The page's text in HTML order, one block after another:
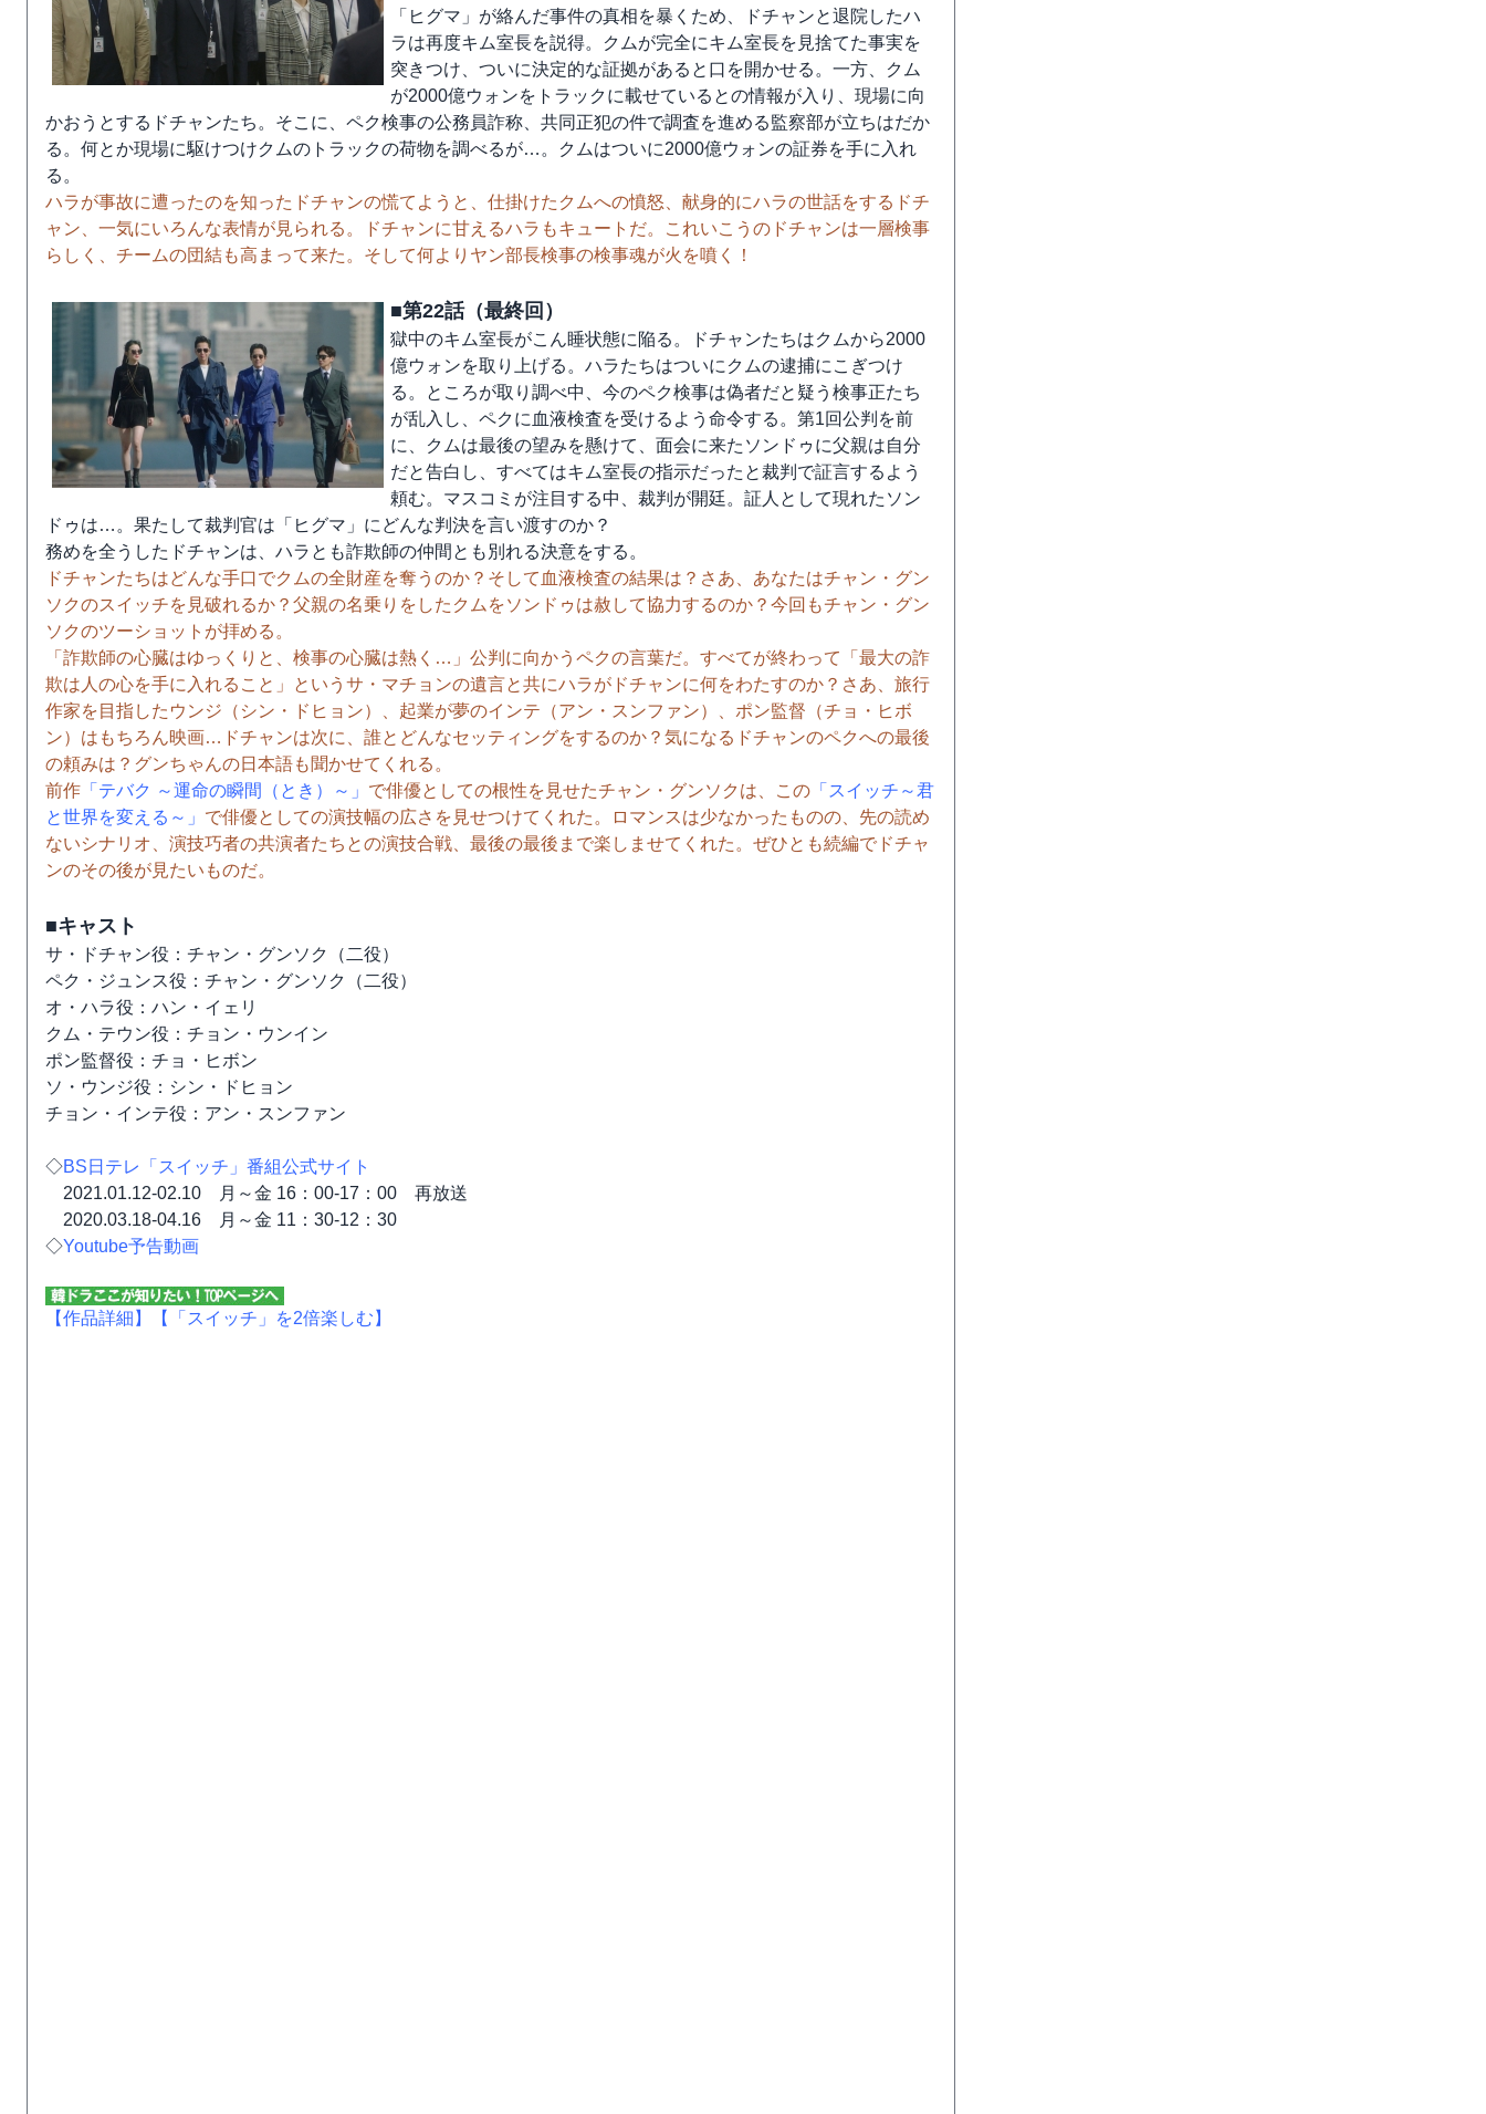
「ヒグマ」が絡んだ事件の真相を暴くため、ドチャンと退院したハ
ラは再度キム室長を説得。クムが完全にキム室長を見捨てた事実を
突きつけ、ついに決定的な証拠があると口を開かせる。一方、クム
が2000億ウォンをトラックに載せているとの情報が入り、現場に向
かおうとするドチャンたち。そこに、ペク検事の公務員詐称、共同正犯の件で調査を進める監察部が立ちはだか
る。何とか現場に駆けつけクムのトラックの荷物を調べるが…。クムはついに2000億ウォンの証券を手に入れ
る。
ハラが事故に遭ったのを知ったドチャンの慌てようと、仕掛けたクムへの憤怒、献身的にハラの世話をするドチ
ャン、一気にいろんな表情が見られる。ドチャンに甘えるハラもキュートだ。これいこうのドチャンは一層検事
らしく、チームの団結も高まって来た。そして何よりヤン部長検事の検事魂が火を噴く！
■第22話（最終回）
獄中のキム室長がこん睡状態に陥る。ドチャンたちはクムから2000
億ウォンを取り上げる。ハラたちはついにクムの逮捕にこぎつけ
る。ところが取り調べ中、今のペク検事は偽者だと疑う検事正たち
が乱入し、ペクに血液検査を受けるよう命令する。第1回公判を前
に、クムは最後の望みを懸けて、面会に来たソンドゥに父親は自分
だと告白し、すべてはキム室長の指示だったと裁判で証言するよう
頼む。マスコミが注目する中、裁判が開廷。証人として現れたソン
ドゥは…。果たして裁判官は「ヒグマ」にどんな判決を言い渡すのか？
務めを全うしたドチャンは、ハラとも詐欺師の仲間とも別れる決意をする。
ドチャンたちはどんな手口でクムの全財産を奪うのか？そして血液検査の結果は？さあ、あなたはチャン・グン
ソクのスイッチを見破れるか？父親の名乗りをしたクムをソンドゥは赦して協力するのか？今回もチャン・グン
ソクのツーショットが拝める。
「詐欺師の心臓はゆっくりと、検事の心臓は熱く…」公判に向かうペクの言葉だ。すべてが終わって「最大の詐
欺は人の心を手に入れること」というサ・マチョンの遺言と共にハラがドチャンに何をわたすのか？さあ、旅行
作家を目指したウンジ（シン・ドヒョン）、起業が夢のインテ（アン・スンファン）、ポン監督（チョ・ヒボ
ン）はもちろん映画…ドチャンは次に、誰とどんなセッティングをするのか？気になるドチャンのペクへの最後
の頼みは？グンちゃんの日本語も聞かせてくれる。
前作 「テバク ～運命の瞬間（とき）～」 で俳優としての根性を見せたチャン・グンソクは、この 「スイッチ～君
と世界を変える～」 で俳優としての演技幅の広さを見せつけてくれた。ロマンスは少なかったものの、先の読め
ないシナリオ、演技巧者の共演者たちとの演技合戦、最後の最後まで楽しませてくれた。ぜひとも続編でドチャ
ンのその後が見たいものだ。
■キャスト
サ・ドチャン役：チャン・グンソク（二役）
ペク・ジュンス役：チャン・グンソク（二役）
オ・ハラ役：ハン・イェリ
クム・テウン役：チョン・ウンイン
ポン監督役：チョ・ヒボン
ソ・ウンジ役：シン・ドヒョン
チョン・インテ役：アン・スンファン
◇BS日テレ「スイッチ」番組公式サイト
2021.01.12-02.10 月～金 16：00-17：00 再放送
2020.03.18-04.16 月～金 11：30-12：30
◇Youtube予告動画
【作品詳細】 【「スイッチ」を2倍楽しむ】